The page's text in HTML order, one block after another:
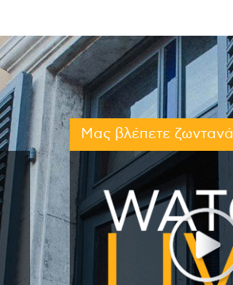
Μας βλέπετε ζωντανά